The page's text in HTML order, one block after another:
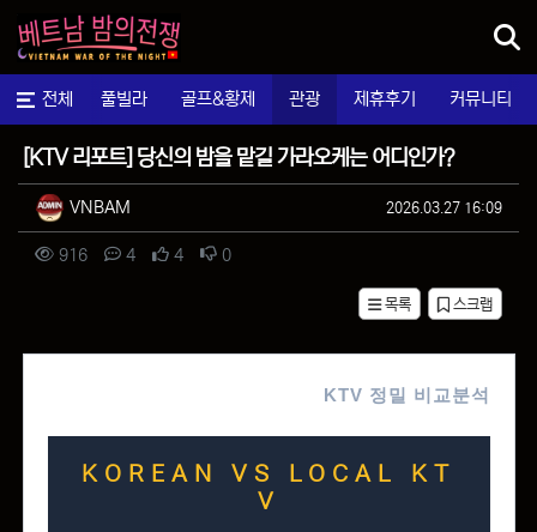
전체 메뉴
마사지 풀빌라 골프&황제 관광 제휴후기 커뮤니티
팁&정보
[KTV 리포트] 당신의 밤을 맡길 가라오케는 어디인가?
작성자 정보
VNBAM 작성일
2026.03.27 16:09
컨텐츠 정보
916조회 4댓글 4추천 0비추천
목록 스크랩
KTV 정밀 비교분석
KOREAN VS LOCAL KT
V